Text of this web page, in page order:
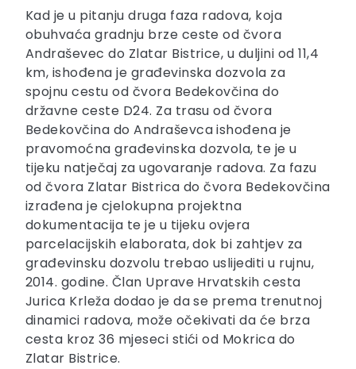
Kad je u pitanju druga faza radova, koja
obuhvaća gradnju brze ceste od čvora
Andraševec do Zlatar Bistrice, u duljini od 11,4
km, ishođena je građevinska dozvola za
spojnu cestu od čvora Bedekovčina do
državne ceste D24. Za trasu od čvora
Bedekovčina do Andraševca ishođena je
pravomoćna građevinska dozvola, te je u
tijeku natječaj za ugovaranje radova. Za fazu
od čvora Zlatar Bistrica do čvora Bedekovčina
izrađena je cjelokupna projektna
dokumentacija te je u tijeku ovjera
parcelacijskih elaborata, dok bi zahtjev za
građevinsku dozvolu trebao uslijediti u rujnu,
2014. godine. Član Uprave Hrvatskih cesta
Jurica Krleža dodao je da se prema trenutnoj
dinamici radova, može očekivati da će brza
cesta kroz 36 mjeseci stići od Mokrica do
Zlatar Bistrice.